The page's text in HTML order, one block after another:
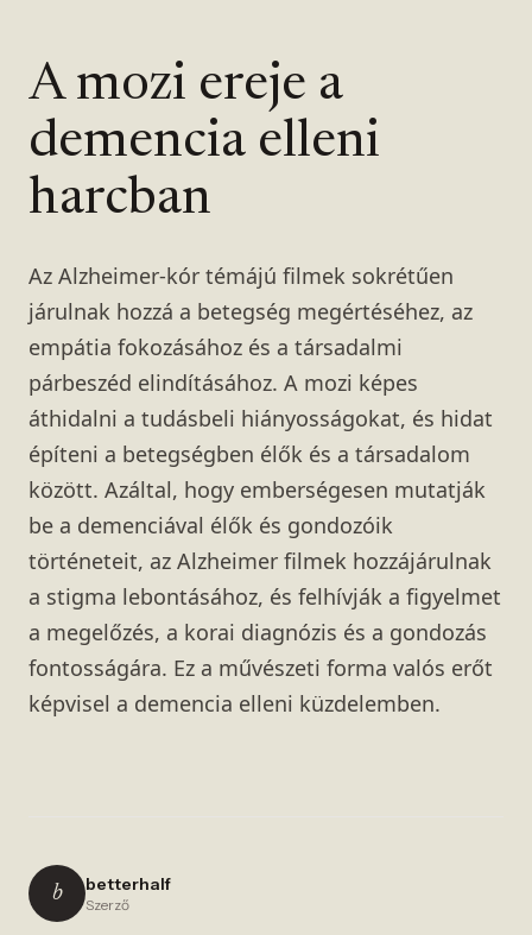
A mozi ereje a
demencia elleni
harcban
Az Alzheimer-kór témájú filmek sokrétűen
járulnak hozzá a betegség megértéséhez, az
empátia fokozásához és a társadalmi
párbeszéd elindításához. A mozi képes
áthidalni a tudásbeli hiányosságokat, és hidat
építeni a betegségben élők és a társadalom
között. Azáltal, hogy emberségesen mutatják
be a demenciával élők és gondozóik
történeteit, az Alzheimer filmek hozzájárulnak
a stigma lebontásához, és felhívják a figyelmet
a megelőzés, a korai diagnózis és a gondozás
fontosságára. Ez a művészeti forma valós erőt
képvisel a demencia elleni küzdelemben.
b betterhalf
Szerző